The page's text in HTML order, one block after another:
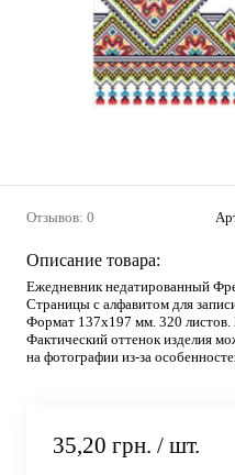
Отзывов: 0
Описание товара:
Ежедневник недатированный
Страницы с алфавитом для
Формат 137х197 мм. 320
Фактический оттенок изделия
на фотографии из-за
35,20 грн. / шт.